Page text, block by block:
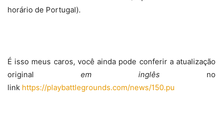
horário de Portugal).
É isso meus caros, você ainda pode conferir a atualização
original em inglês no
link https://playbattlegrounds.com/news/150.pu